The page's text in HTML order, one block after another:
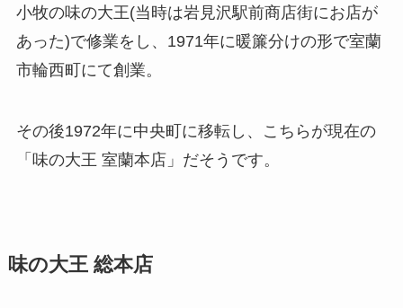
小牧の味の大王(当時は岩見沢駅前商店街にお店が
あった)で修業をし、1971年に暖簾分けの形で室蘭
市輪西町にて創業。
その後1972年に中央町に移転し、こちらが現在の
「味の大王 室蘭本店」だそうです。
味の大王 総本店